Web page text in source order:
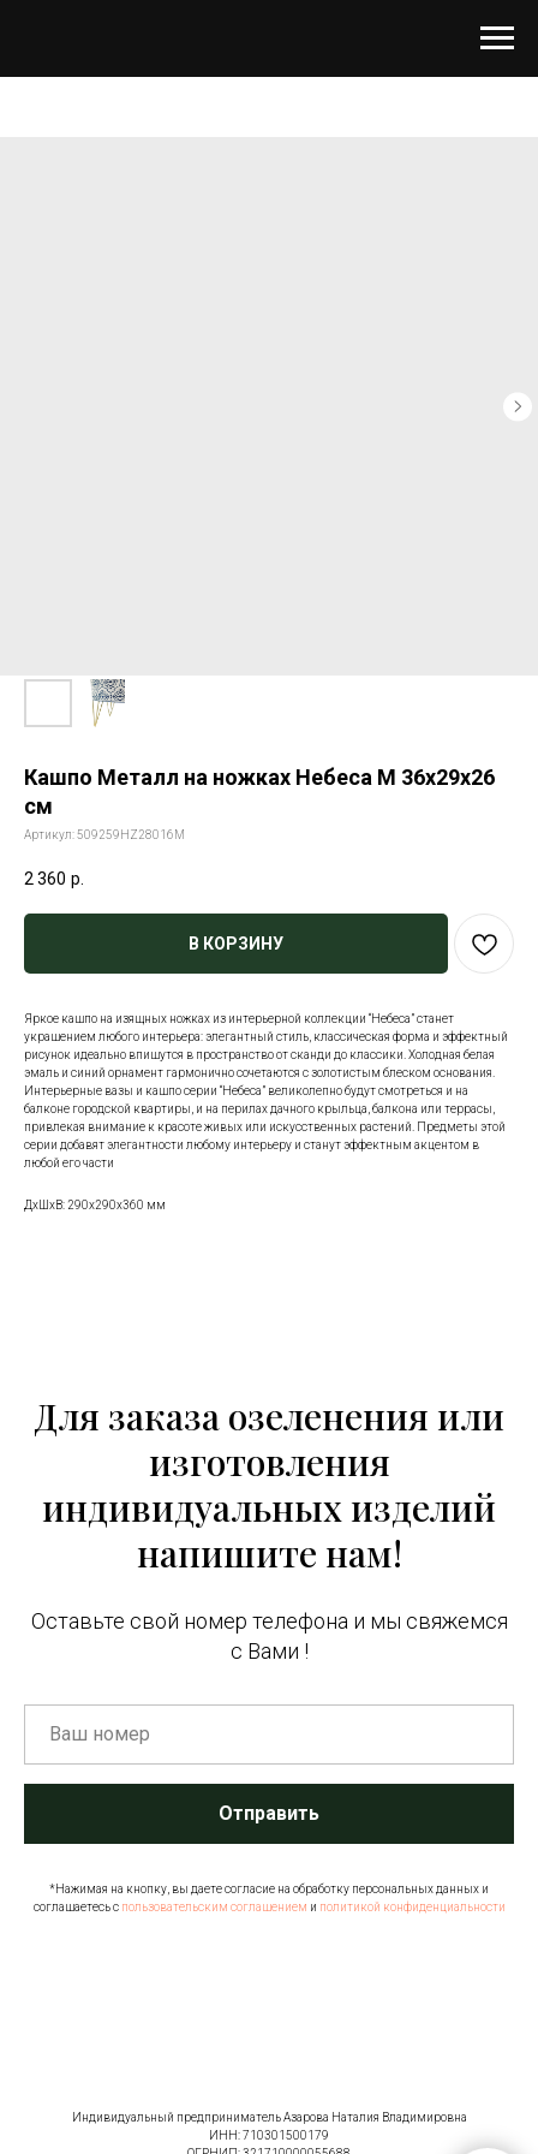
Кашпо Металл на ножках Небеса M 36х29х26
см
Артикул:509259HZ28016M
2 360 р.
В КОРЗИНУ
Яркое кашпо на изящных ножках из интерьерной коллекции “Небеса” станет
украшением любого интерьера: элегантный стиль, классическая форма и эффектный
рисунок идеально впишутся в пространство от сканди до классики. Холодная белая
эмаль и синий орнамент гармонично сочетаются с золотистым блеском основания.
Интерьерные вазы и кашпо серии “Небеса” великолепно будут смотреться и на
балконе городской квартиры, и на перилах дачного крыльца, балкона или террасы,
привлекая внимание к красоте живых или искусственных растений. Предметы этой
серии добавят элегантности любому интерьеру и станут эффектным акцентом в
любой его части
ДxШxВ: 290x290x360 мм
Для заказа озеленения или
изготовления
индивидуальных изделий
напишите нам!
Оставьте свой номер телефона и мы свяжемся
с Вами !
Отправить
*Нажимая на кнопку, вы даете согласие на обработку персональных данных и
соглашаетесь c пользовательским соглашением и политикой конфиденциальности
Индивидуальный предприниматель Азарова Наталия Владимировна
ИНН: 710301500179